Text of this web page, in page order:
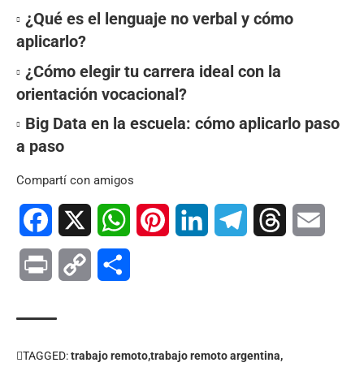
¿Qué es el lenguaje no verbal y cómo
aplicarlo?
¿Cómo elegir tu carrera ideal con la
orientación vocacional?
Big Data en la escuela: cómo aplicarlo paso
a paso
Compartí con amigos
Facebook WhatsAppPinterest LinkedIn TelegramThreads
Print Copy
TAGGED:trabajo remototrabajo remoto argentina